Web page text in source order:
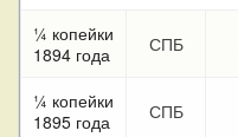
¼ копейки
1894 года
СПБ
¼ копейки
1895 года
СПБ